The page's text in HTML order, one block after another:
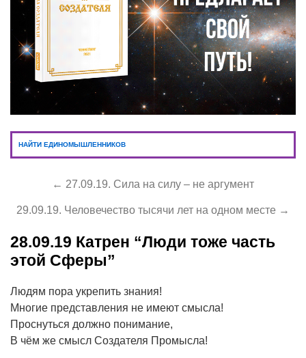
НАЙТИ ЕДИНОМЫШЛЕННИКОВ
← 27.09.19. Сила на силу – не аргумент
29.09.19. Человечество тысячи лет на одном месте →
28.09.19 Катрен “Люди тоже часть
этой Сферы”
Людям пора укрепить знания!
Многие представления не имеют смысла!
Проснуться должно понимание,
В чём же смысл Создателя Промысла!